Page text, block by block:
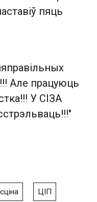
пяць
Але працуюць
У СІЗА
ЦІП